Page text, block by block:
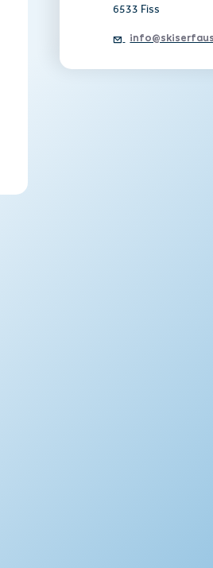
6533 Fiss